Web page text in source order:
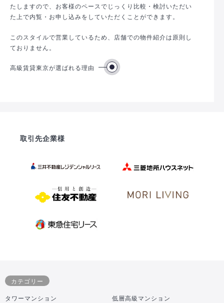
たしますので、お客様のペースでじっくり比較・検討いただい
た上で内覧・お申し込みをしていただくことができます。
このスタイルで営業しているため、店舗での物件紹介は原則し
ておりません。
高級賃貸東京が選ばれる理由
取引先企業様
カテゴリー
タワーマンション
低層高級マンション